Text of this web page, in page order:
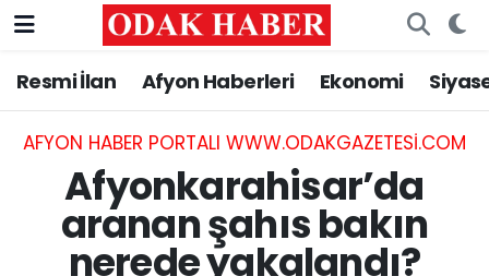
Resmi İlan Afyon Haberleri Ekonomi
AFYON HABER PORTALI WWW.ODAKGAZETESI.COM
Afyonkarahisar’da
aranan şahıs bakın
nerede yakalandı?
AFYONKARAHİSAR HABERLERİ
Resmi İlan
ASAYİŞ
GÜNCEL
Nöbetçi Eczaneler
Hava Durumu
Trafik Durumu
Süper Lig Puan Durumu ve Fikstür